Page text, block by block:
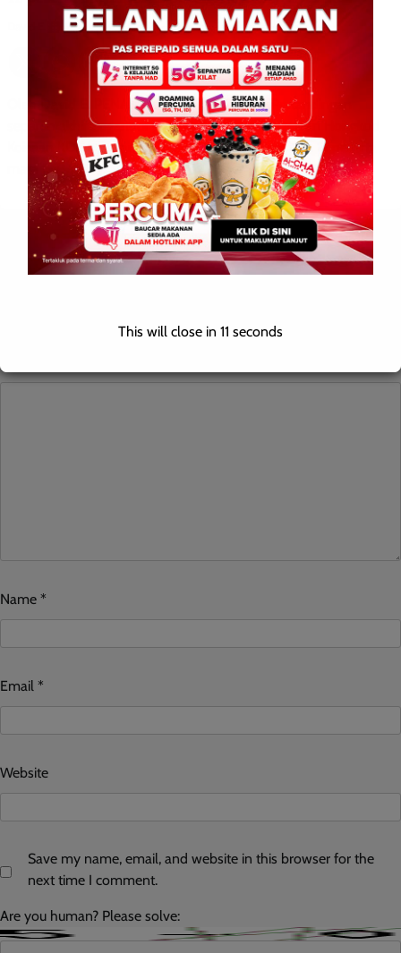
May 19, 2026 0
Oleh David E. PENAMPANG: 19 Mei 2026 – Pertandingan
separuh akhir Sugandoi yang berlangsung di Dewan Hongkod
Koisaan KDCA Penampang semalam menyaksikan 12 peserta
mara […]
Leave a Reply
Name *
Email *
Website
Save my name, email, and website in this browser for the
next time I comment.
Are you human? Please solve:
This will close in 10 seconds